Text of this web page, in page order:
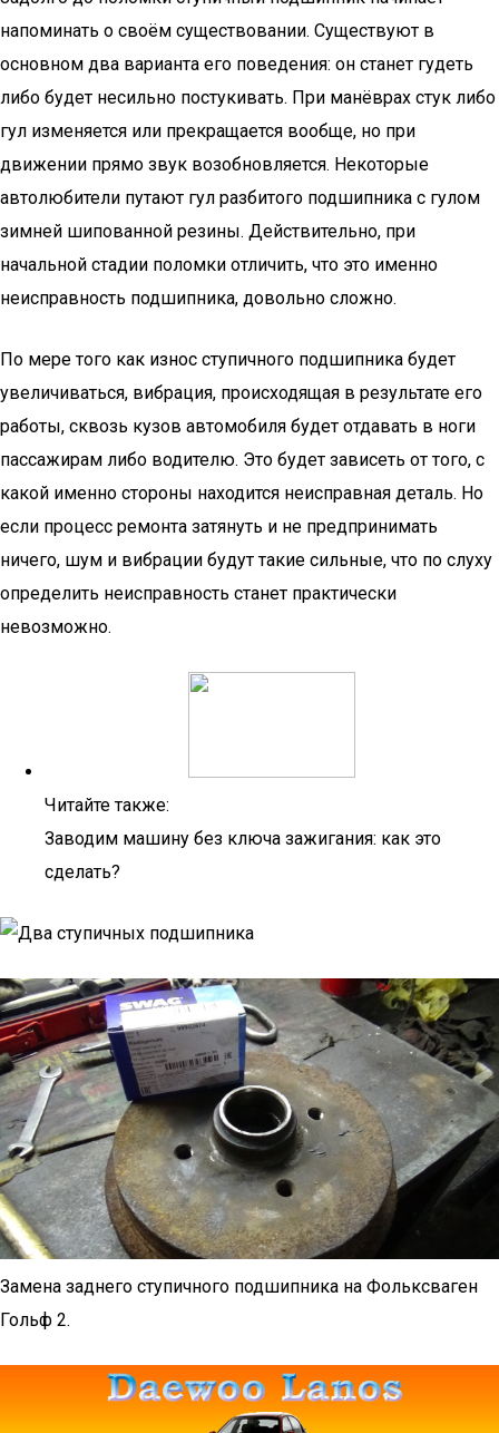
напоминать о своём существовании. Существуют в
основном два варианта его поведения: он станет гудеть
либо будет несильно постукивать. При манёврах стук либо
гул изменяется или прекращается вообще, но при
движении прямо звук возобновляется. Некоторые
автолюбители путают гул разбитого подшипника с гулом
зимней шипованной резины. Действительно, при
начальной стадии поломки отличить, что это именно
неисправность подшипника, довольно сложно.
По мере того как износ ступичного подшипника будет
увеличиваться, вибрация, происходящая в результате его
работы, сквозь кузов автомобиля будет отдавать в ноги
пассажирам либо водителю. Это будет зависеть от того, с
какой именно стороны находится неисправная деталь. Но
если процесс ремонта затянуть и не предпринимать
ничего, шум и вибрации будут такие сильные, что по слуху
определить неисправность станет практически
невозможно.
Читайте также:
Заводим машину без ключа зажигания: как это
сделать?
Замена заднего ступичного подшипника на Фольксваген
Гольф 2.